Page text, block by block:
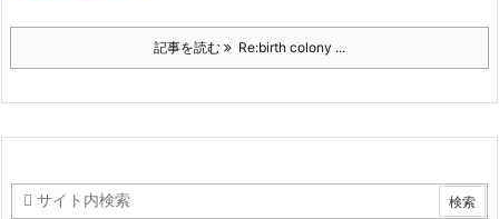
記事を読む Re:birth colony ...